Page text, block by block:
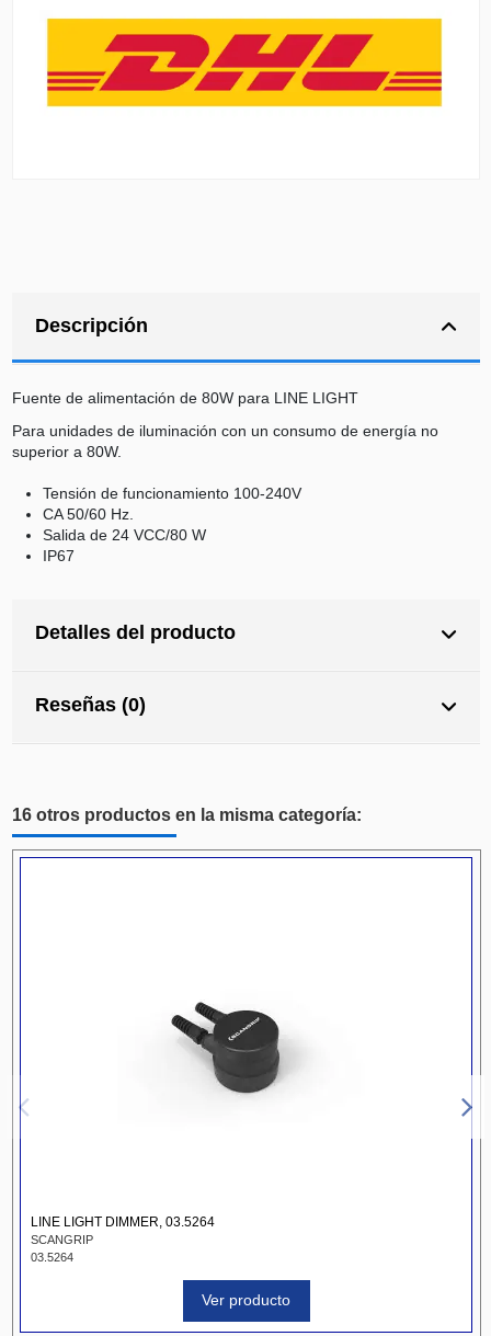
Descripción
Fuente de alimentación de 80W para LINE LIGHT
Para unidades de iluminación con un consumo de energía no
superior a 80W.
Tensión de funcionamiento 100-240V
CA 50/60 Hz.
Salida de 24 VCC/80 W
IP67
Detalles del producto
Reseñas (0)
16 otros productos en la misma categoría:
LINE LIGHT DIMMER, 03.5264
SCANGRIP
03.5264
Ver producto